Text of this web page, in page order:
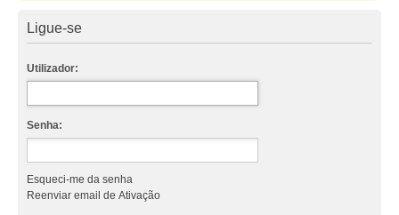
Ligue-se
Utilizador:
Senha:
Esqueci-me da senha
Reenviar email de Ativação